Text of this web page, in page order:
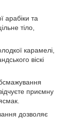
арабіки та
тіло,
карамелі,
віскі
приємну
дозволяє